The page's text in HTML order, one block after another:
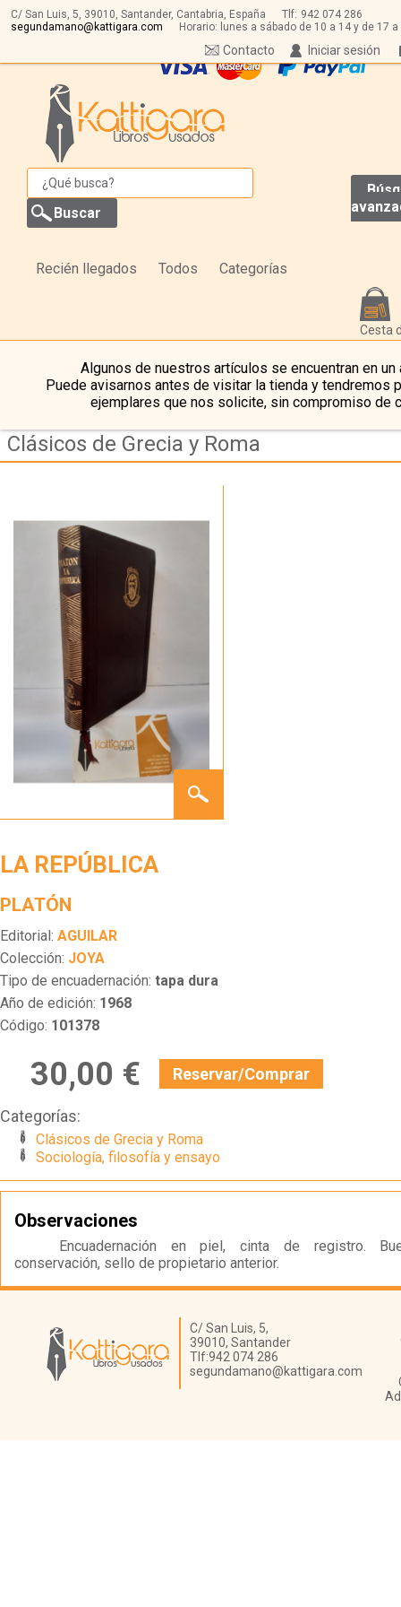
C/ San Luis, 5, 39010, Santander, Cantabria, España Tlf: 942 074 286
segundamano@kattigara.com
Horario: lunes a sábado de 10 a 14 y de 17 a
Iniciar sesión
Contacto
Recién llegados Todos Categorías
Cesta
Algunos de nuestros artículos se encuentran en un
Puede avisarnos antes de visitar la tienda y tendremos
ejemplares que nos solicite, sin compromiso de
Clásicos de Grecia y Roma
REPÚBLICA
LA REPÚBLICA
PLATÓN
Editorial: AGUILAR
Colección: JOYA
Tipo de encuadernación: tapa dura
Año de edición: 1968
Código: 101378
30,00 € Reservar/Comprar
Categorías:
Clásicos de Grecia y Roma
Sociología, filosofía y ensayo
Observaciones
Encuadernación en piel, cinta de registro.
conservación, sello de propietario anterior.
Librería Kattigara
C/ San Luis, 5,
39010, Santander
Tlf:942 074 286
segundamano@kattigara.com